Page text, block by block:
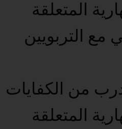
المتعلقة
مع التربويين
من الكفايات
المتعلقة